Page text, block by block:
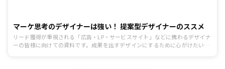
マーケ思考のデザイナーは強い！ 提案型デザイナーのススメ
リード獲得が重視される「広告・LP・サービスサイト」などに携わるデザイナ
ーの皆様に向けての資料です。成果を出すデザインにするために心がけたいポ